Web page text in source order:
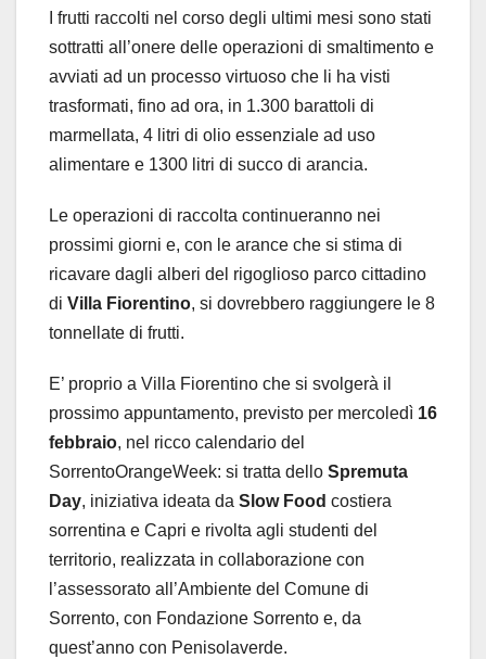
I frutti raccolti nel corso degli ultimi mesi sono stati
sottratti all’onere delle operazioni di smaltimento e
avviati ad un processo virtuoso che li ha visti
trasformati, fino ad ora, in 1.300 barattoli di
marmellata, 4 litri di olio essenziale ad uso
alimentare e 1300 litri di succo di arancia.
Le operazioni di raccolta continueranno nei
prossimi giorni e, con le arance che si stima di
ricavare dagli alberi del rigoglioso parco cittadino
di Villa Fiorentino, si dovrebbero raggiungere le 8
tonnellate di frutti.
E’ proprio a Villa Fiorentino che si svolgerà il
prossimo appuntamento, previsto per mercoledì 16
febbraio, nel ricco calendario del
SorrentoOrangeWeek: si tratta dello Spremuta
Day, iniziativa ideata da Slow Food costiera
sorrentina e Capri e rivolta agli studenti del
territorio, realizzata in collaborazione con
l’assessorato all’Ambiente del Comune di
Sorrento, con Fondazione Sorrento e, da
quest’anno con Penisolaverde.